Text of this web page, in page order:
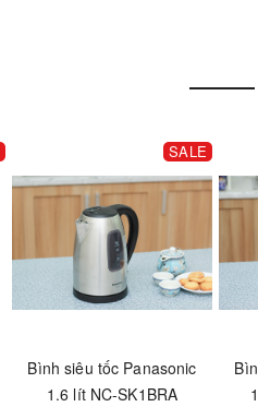
SALE
Bình siêu tốc Panasonic
1.6 lít NC-SK1BRA